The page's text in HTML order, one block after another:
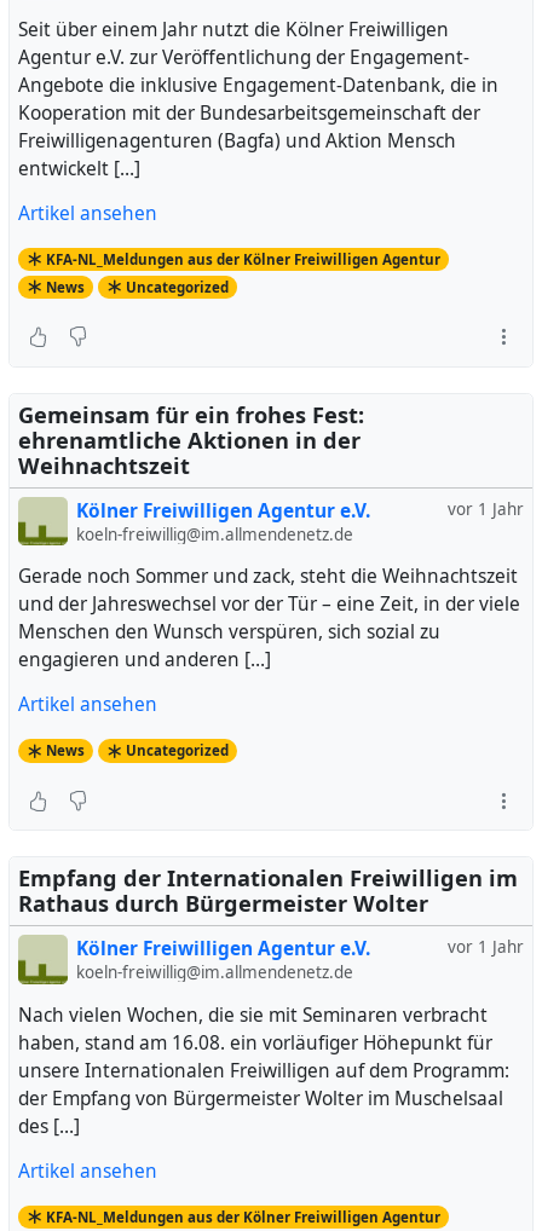
Seit über einem Jahr nutzt die Kölner Freiwilligen
Agentur e.V. zur Veröffentlichung der Engagement-
Angebote die inklusive Engagement-Datenbank, die in
Kooperation mit der Bundesarbeitsgemeinschaft der
Freiwilligenagenturen (Bagfa) und Aktion Mensch
entwickelt […]
Artikel ansehen
KFA-NL_Meldungen aus der Kölner Freiwilligen Agentur
News
Uncategorized
Gemeinsam für ein frohes Fest:
ehrenamtliche Aktionen in der
Weihnachtszeit
vor 1 Jahr
Kölner Freiwilligen Agentur e.V.
koeln-freiwillig@im.allmendenetz.de
Gerade noch Sommer und zack, steht die Weihnachtszeit
und der Jahreswechsel vor der Tür – eine Zeit, in der viele
Menschen den Wunsch verspüren, sich sozial zu
engagieren und anderen […]
Artikel ansehen
News Uncategorized
Empfang der Internationalen Freiwilligen im
Rathaus durch Bürgermeister Wolter
vor 1 Jahr
Kölner Freiwilligen Agentur e.V.
koeln-freiwillig@im.allmendenetz.de
Nach vielen Wochen, die sie mit Seminaren verbracht
haben, stand am 16.08. ein vorläufiger Höhepunkt für
unsere Internationalen Freiwilligen auf dem Programm:
der Empfang von Bürgermeister Wolter im Muschelsaal
des […]
Artikel ansehen
KFA-NL_Meldungen aus der Kölner Freiwilligen Agentur